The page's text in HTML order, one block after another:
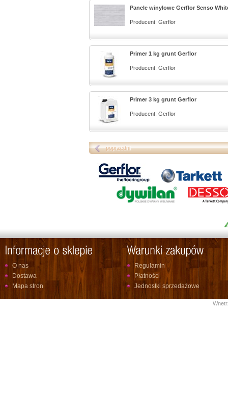
Panele winylowe Gerflor Senso
Producent: Gerflor
Primer 1 kg grunt Gerflor
Producent: Gerflor
Primer 3 kg grunt Gerflor
Producent: Gerflor
poprzedni
O nas
Dostawa
Mapa stron
Regulamin
Płatności
Jednostki sprzedażowe